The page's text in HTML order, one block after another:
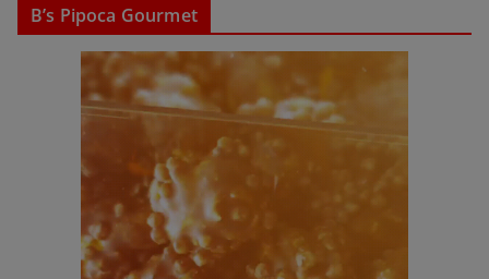
B’s Pipoca Gourmet